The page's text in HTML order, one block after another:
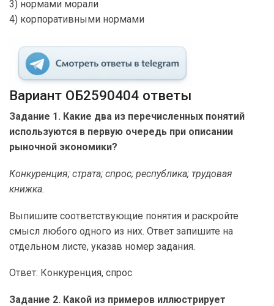
3) нормами морали
4) корпоративными нормами
Вариант ОБ2590404 ответы
Задание 1. Какие два из перечисленных понятий
используются в первую очередь при описании
рыночной экономики?
Конкуренция; страта; спрос; республика; трудовая
книжка.
Выпишите соответствующие понятия и раскройте
смысл любого одного из них. Ответ запишите на
отдельном листе, указав номер задания.
Ответ: Конкуренция, спрос
Задание 2. Какой из примеров иллюстрирует